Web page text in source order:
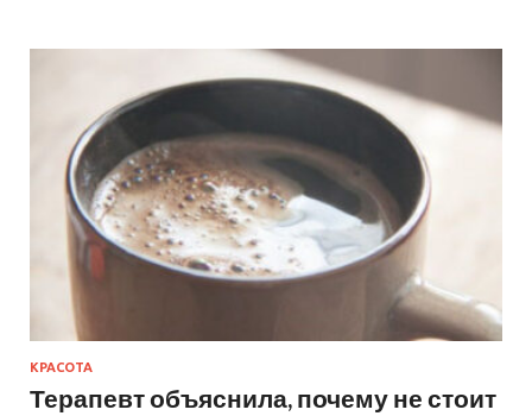
КРАСОТА
Терапевт объяснила, почему не стоит